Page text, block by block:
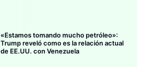
«Estamos tomando mucho petróleo»:
Trump reveló como es la relación actual
de EE.UU. con Venezuela